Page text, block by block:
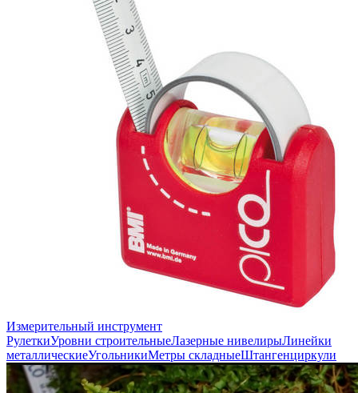
Измерительный инструмент
РулеткиУровни строительныеЛазерные нивелирыЛинейки
металлическиеУгольникиМетры складныеШтангенциркули